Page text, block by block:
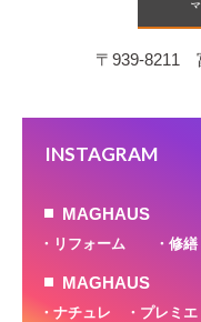
〒939-8211
INSTAGRAM
MAGHAUS
リフォーム 修繕
MAGHAUS
ナチュレ プレミエ